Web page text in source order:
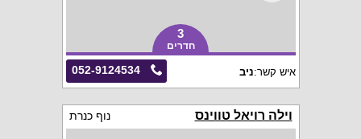
3
חדרים
052-9124534 איש קשר:ניב
וילה רויאל טווינס נוף כנרת